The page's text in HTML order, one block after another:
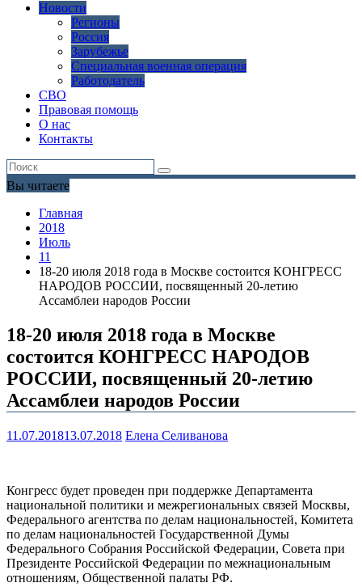
Новости
Регионы
Россия
Зарубежье
Специальная военная операция
Работодатель
СВО
Правовая помощь
О нас
Контакты
Вы читаете
Главная
2018
Июль
11
18-20 июля 2018 года в Москве состоится КОНГРЕСС
НАРОДОВ РОССИИ, посвященный 20-летию
Ассамблеи народов России
18-20 июля 2018 года в Москве
состоится КОНГРЕСС НАРОДОВ
РОССИИ, посвященный 20-летию
Ассамблеи народов России
11.07.201813.07.2018 Елена Селиванова
Конгресс будет проведен при поддержке Департамента
национальной политики и межрегиональных связей Москвы,
Федерального агентства по делам национальностей, Комитета
по делам национальностей Государственной Думы
Федерального Собрания Российской Федерации, Совета при
Президенте Российской Федерации по межнациональным
отношениям, Общественной палаты РФ.